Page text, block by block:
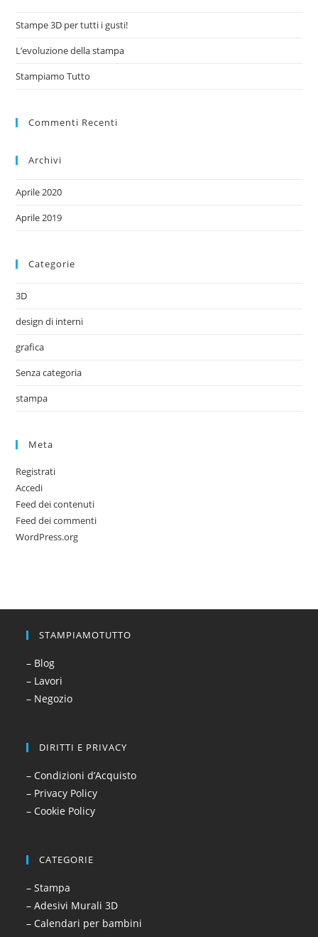
Stampe 3D per tutti i gusti!
L’evoluzione della stampa
Stampiamo Tutto
Commenti Recenti
Archivi
Aprile 2020
Aprile 2019
Categorie
3D
design di interni
grafica
Senza categoria
stampa
Meta
Registrati
Accedi
Feed dei contenuti
Feed dei commenti
WordPress.org
STAMPIAMOTUTTO
– Blog
– Lavori
– Negozio
DIRITTI E PRIVACY
– Condizioni d’Acquisto
– Privacy Policy
– Cookie Policy
CATEGORIE
– Stampa
– Adesivi Murali 3D
– Calendari per bambini